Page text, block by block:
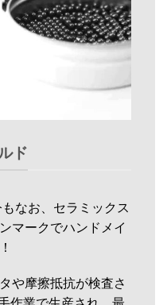
ド
なお、セラミックス
マークでハンドメイ
や摩擦抵抗が検査さ